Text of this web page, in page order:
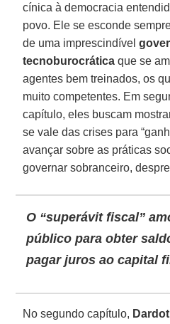
cínica à democracia
povo. Ele se esconde
de uma imprescindível
tecnoburocrática que se
agentes bem treinados, os
muito competentes. Em
capítulo, eles buscam
se vale das crises para
avançar sobre as práticas
governar sobranceiro,
O “superávit fiscal”
público para obter
pagar juros ao capital
No segundo capítulo, Dardot